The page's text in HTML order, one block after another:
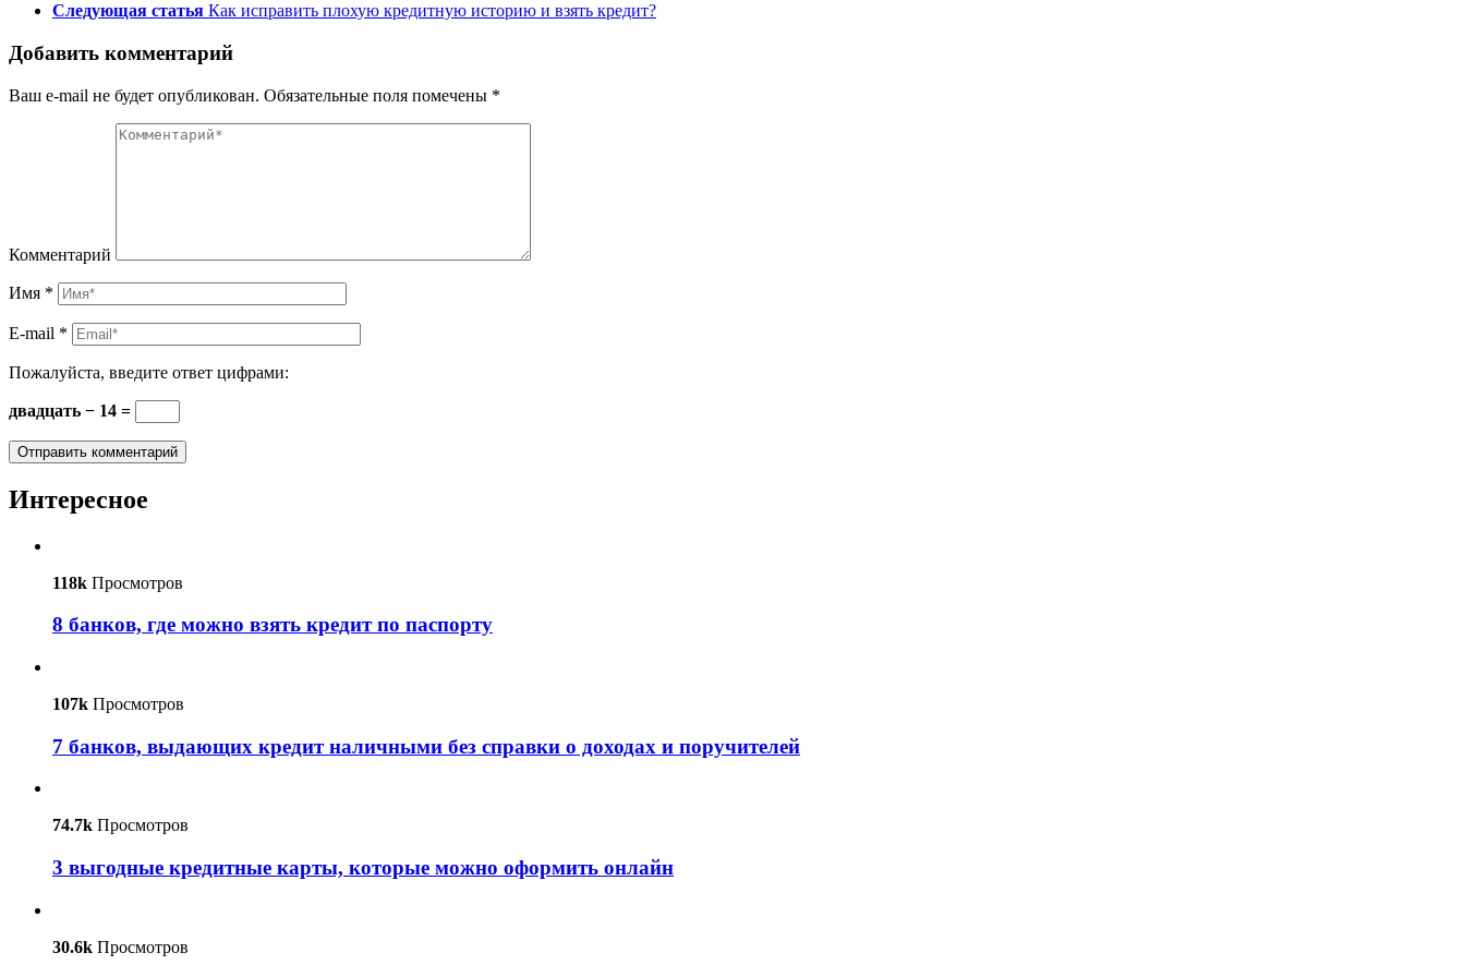
Следующая статья Как исправить плохую кредитную историю и взять кредит?
Добавить комментарий
Ваш e-mail не будет опубликован. Обязательные поля помечены *
Комментарий
Имя *
E-mail *
Пожалуйста, введите ответ цифрами:
двадцать − 14 =
Интересное
118k Просмотров
8 банков, где можно взять кредит по паспорту
107k Просмотров
7 банков, выдающих кредит наличными без справки о доходах и поручителей
74.7k Просмотров
3 выгодные кредитные карты, которые можно оформить онлайн
30.6k Просмотров